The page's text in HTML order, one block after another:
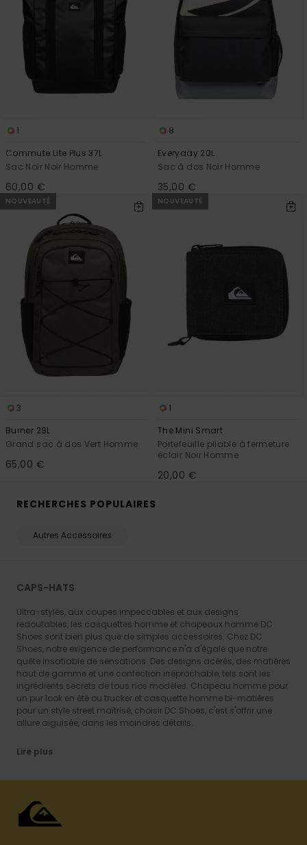
1
Commute Lite Plus 37L
Sac Noir Noir Homme
60,00 €
8
Everyday 20L
Sac à dos Noir Homme
35,00 €
NOUVEAUTÉ
3
Burner 28L
Grand sac à dos Vert Homme
65,00 €
NOUVEAUTÉ
1
The Mini Smart
Portefeuille pliable à fermeture
éclair Noir Homme
20,00 €
RECHERCHES POPULAIRES
Autres Accessoires
CAPS-HATS
Ultra-stylés, aux coupes impeccables et aux designs
redoutables, les casquettes homme et chapeaux homme DC
Shoes sont bien plus que de simples accessoires. Chez DC
Shoes, notre exigence de performance n'a d'égale que notre
quête insatiable de sensations. Des designs acérés, des matières
haut de gamme et une confection irréprochable, tels sont les
ingrédients secrets de tous nos modèles. Chapeau homme pour
un pur look en été ou trucker et casquette homme bi-matières
pour un style street maîtrisé, choisir DC Shoes, c'est s'offrir une
allure aiguisée, dans les moindres détails.
Lire plus